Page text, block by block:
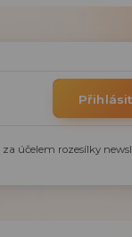
za účelem rozesílky